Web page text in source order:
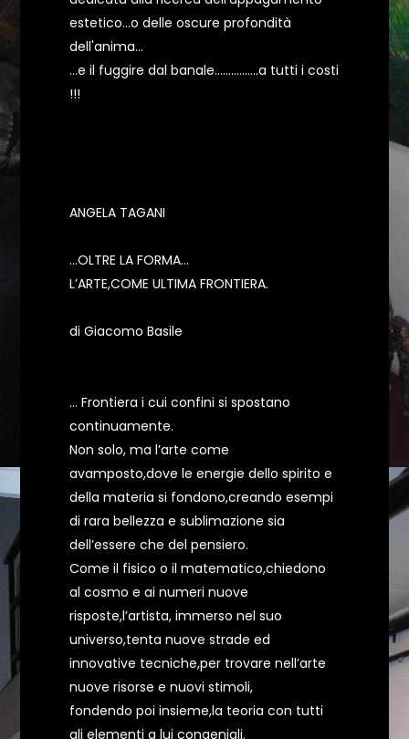
estetico...o delle oscure profondità
dell'anima...
...e il fuggire dal banale................a tutti i costi
!!!
ANGELA TAGANI
…OLTRE LA FORMA…
L’ARTE,COME ULTIMA FRONTIERA.
di Giacomo Basile
… Frontiera i cui confini si spostano
continuamente.
Non solo, ma l’arte come
avamposto,dove le energie dello spirito e
della materia si fondono,creando esempi
di rara bellezza e sublimazione sia
dell’essere che del pensiero.
Come il fisico o il matematico,chiedono
al cosmo e ai numeri nuove
risposte,l’artista, immerso nel suo
universo,tenta nuove strade ed
innovative tecniche,per trovare nell’arte
nuove risorse e nuovi stimoli,
fondendo poi insieme,la teoria con tutti
gli elementi a lui congeniali.